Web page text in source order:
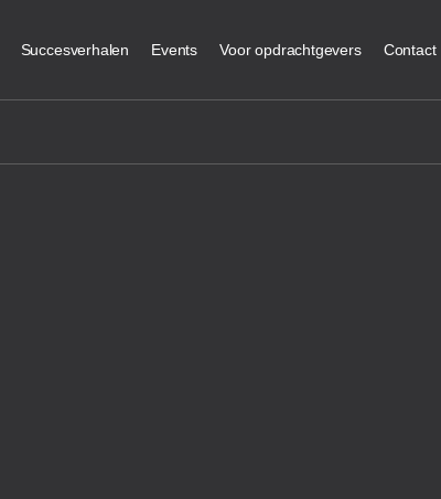
Succesverhalen Events Voor opdrachtgevers Contact